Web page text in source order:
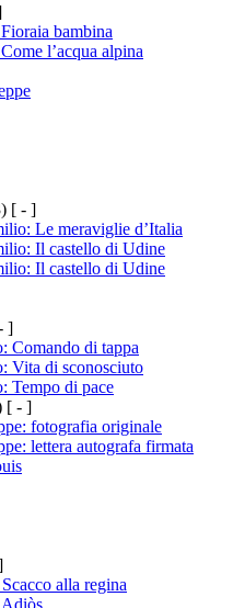
bambina
l’acqua alpina
[ - ]
Le meraviglie d’Italia
Il castello di Udine
Il castello di Udine
]
Comando di tappa
Vita di sconosciuto
Tempo di pace
[ - ]
fotografia originale
lettera autografa firmata
alla regina